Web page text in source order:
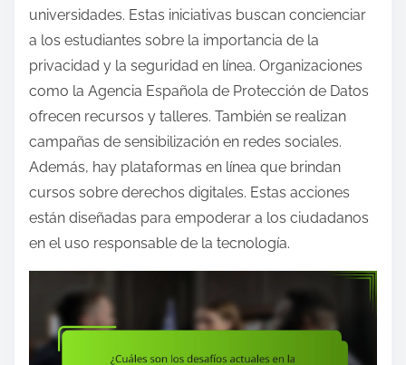
universidades. Estas iniciativas buscan concienciar
a los estudiantes sobre la importancia de la
privacidad y la seguridad en línea. Organizaciones
como la Agencia Española de Protección de Datos
ofrecen recursos y talleres. También se realizan
campañas de sensibilización en redes sociales.
Además, hay plataformas en línea que brindan
cursos sobre derechos digitales. Estas acciones
están diseñadas para empoderar a los ciudadanos
en el uso responsable de la tecnología.